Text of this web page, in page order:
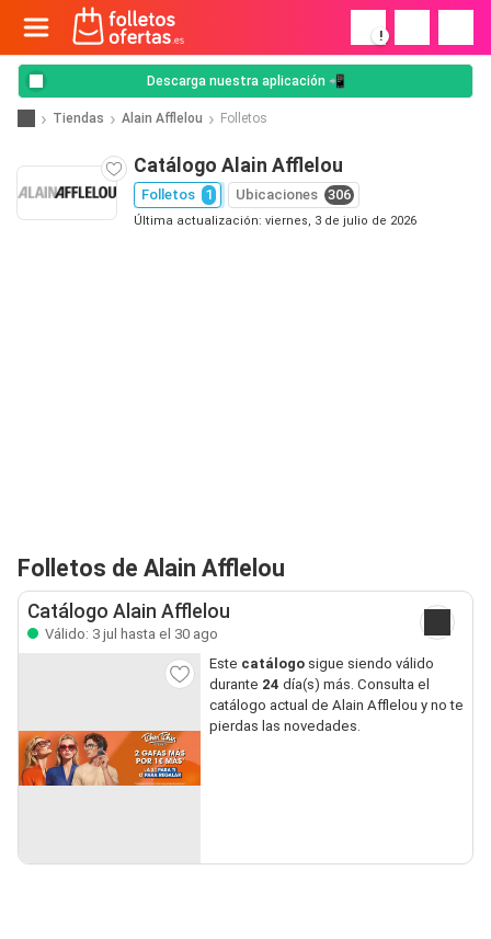
!
Descarga nuestra aplicación 📲
Tiendas Alain Afflelou Folletos
Catálogo Alain Afflelou
Folletos 1 Ubicaciones 306
Última actualización: viernes, 3 de julio de 2026
Folletos de Alain Afflelou
Catálogo Alain Afflelou
Válido: 3 jul hasta el 30 ago
Este catálogosigue siendo válido
durante 24 día(s) más. Consulta el
catálogo actual de Alain Afflelou y no te
pierdas las novedades.